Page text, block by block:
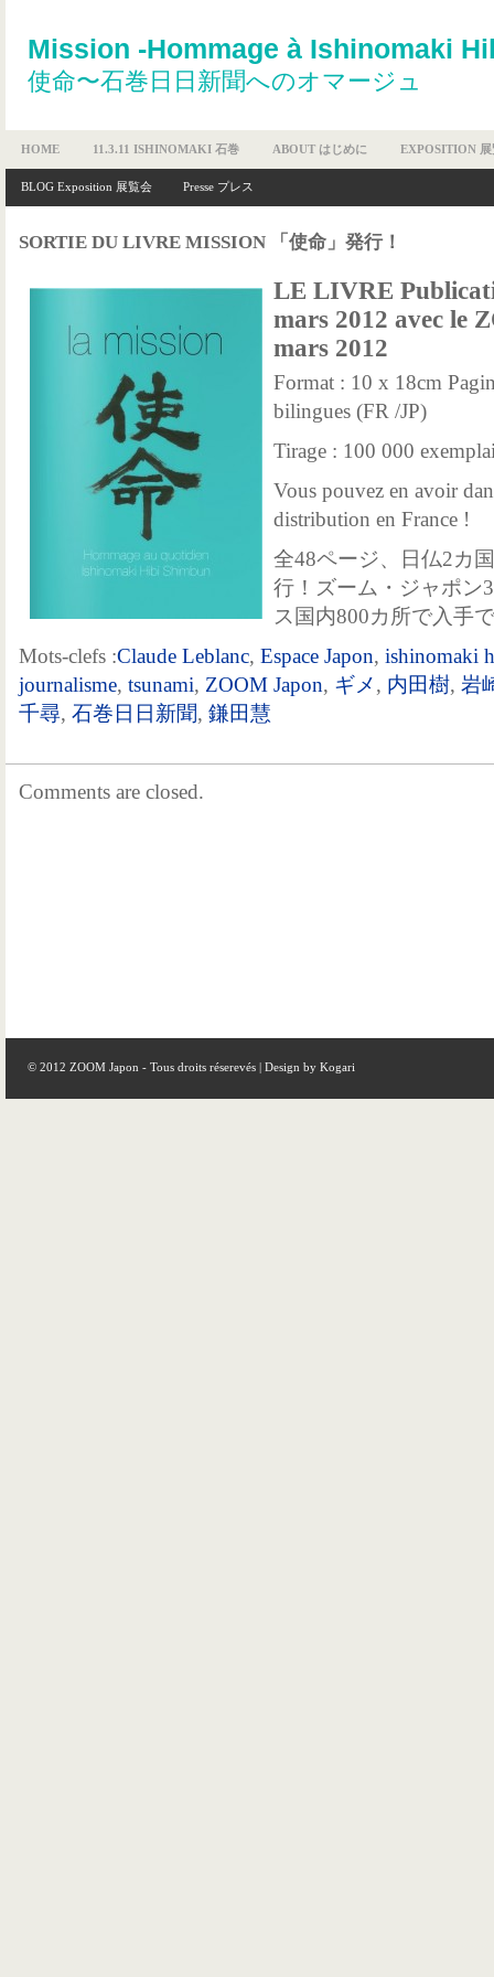
Mission -Hommage à Ishinomaki
使命〜石巻日日新聞へのオマージュ
HOME 11.3.11 ISHINOMAKI 石巻 ABOUT はじめに EXPOSITION 展
BLOG Exposition 展覧会 Presse プレス
SORTIE DU LIVRE MISSION 「使命」発行！
LE LIVRE
mars 2012 avec le
mars 2012
Format : 10 x 18cm
bilingues (FR /JP)
Tirage : 100 000
Vous pouvez en avoir
distribution en France !
全48ページ、日仏2カ
行！ズーム・ジャポン
ス国内800カ所で入手
Mots-clefs :Claude Leblanc, Espace Japon, ishinomaki
journalisme, tsunami, ZOOM Japon, ギメ, 内田樹, 岩
千尋, 石巻日日新聞, 鎌田慧
Comments are closed.
© 2012 ZOOM Japon - Tous droits réserevés | Design by Kogari